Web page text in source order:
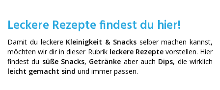
Leckere Rezepte findest du hier!
Damit du leckere Kleinigkeit & Snacksselber machen kannst,
möchten wir dir in dieser Rubrik leckere Rezeptevorstellen. Hier
findest du süße Snacks, Getränke aber auch Dips, die wirklich
leicht gemacht sind und immer passen.